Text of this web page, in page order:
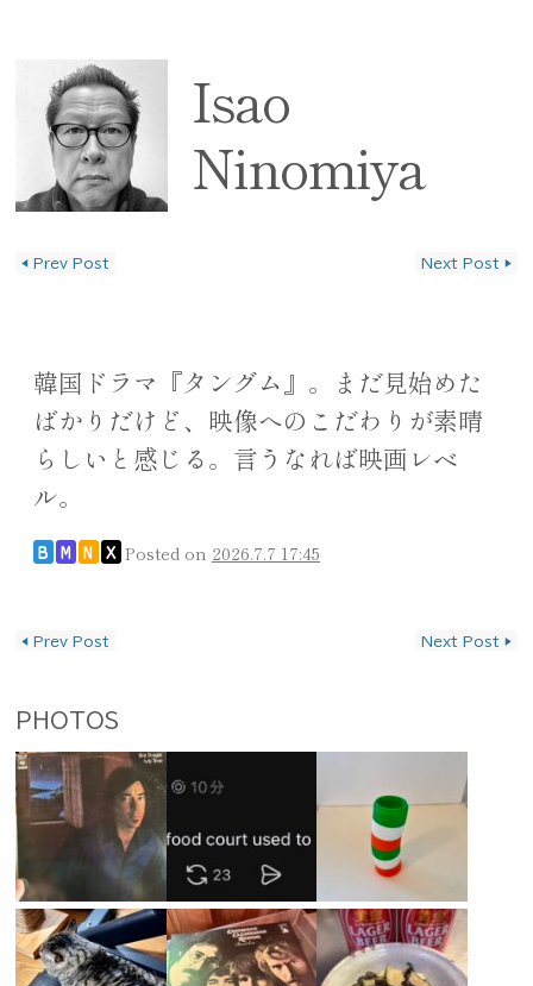
Isao
Ninomiya
◀ Prev Post Next Post ▶
韓国ドラマ『タングム』。まだ見始めた
ばかりだけど、映像へのこだわりが素晴
らしいと感じる。言うなれば映画レベ
ル。
B M N X Posted on 2026.7.7 17:45
◀ Prev Post Next Post ▶
PHOTOS